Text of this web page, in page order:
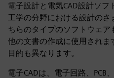
電子設計と電気CAD設計ソ
工学の分野における設計の
ちらのタイプのソフトウェ
他の文書の作成に使用されま
目的も異なります。
電子CADは、電子回路、PCB